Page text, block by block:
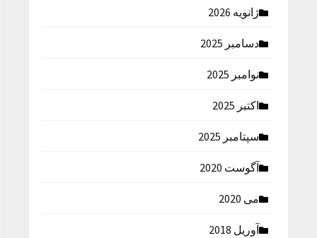
ژانویه 2026
دسامبر 2025
نوامبر 2025
اکتبر 2025
سپتامبر 2025
آگوست 2020
می 2020
آوریل 2018